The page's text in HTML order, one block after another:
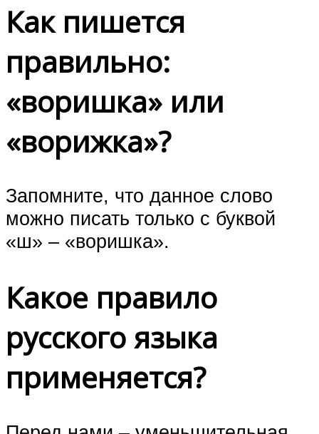
Как пишется
правильно:
«воришка» или
«ворижка»?
Запомните, что данное слово
можно писать только с буквой
«ш» – «воришка».
Какое правило
русского языка
применяется?